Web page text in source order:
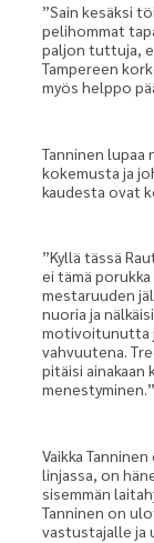
”Sain kesäksi
pelihommat
paljon tuttuja,
Tampereen
myös helppo
Tanninen
kokemusta ja
kaudesta ovat
”Kyllä tässä
ei tämä
mestaruuden
nuoria ja
motivoitunutta
vahvuutena.
pitäisi ainakaan
menestyminen.”
Vaikka
linjassa, on
sisemmän
Tanninen on
vastustajalle ja